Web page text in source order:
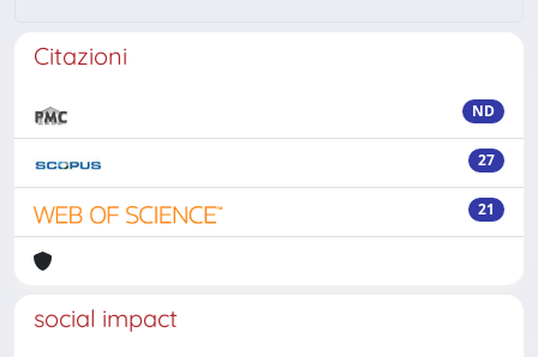
Citazioni
ND
27
21
social impact